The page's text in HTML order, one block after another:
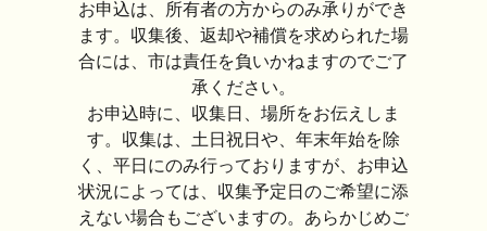
お申込は、所有者の方からのみ承りができ
ます。収集後、返却や補償を求められた場
合には、市は責任を負いかねますのでご了
承ください。
お申込時に、収集日、場所をお伝えしま
す。収集は、土日祝日や、年末年始を除
く、平日にのみ行っておりますが、お申込
状況によっては、収集予定日のご希望に添
えない場合もございますの。あらかじめご